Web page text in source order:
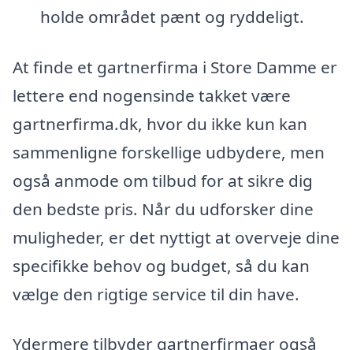
holde området pænt og ryddeligt.
At finde et gartnerfirma i Store Damme er
lettere end nogensinde takket være
gartnerfirma.dk, hvor du ikke kun kan
sammenligne forskellige udbydere, men
også anmode om tilbud for at sikre dig
den bedste pris. Når du udforsker dine
muligheder, er det nyttigt at overveje dine
specifikke behov og budget, så du kan
vælge den rigtige service til din have.
Ydermere tilbyder gartnerfirmaer også